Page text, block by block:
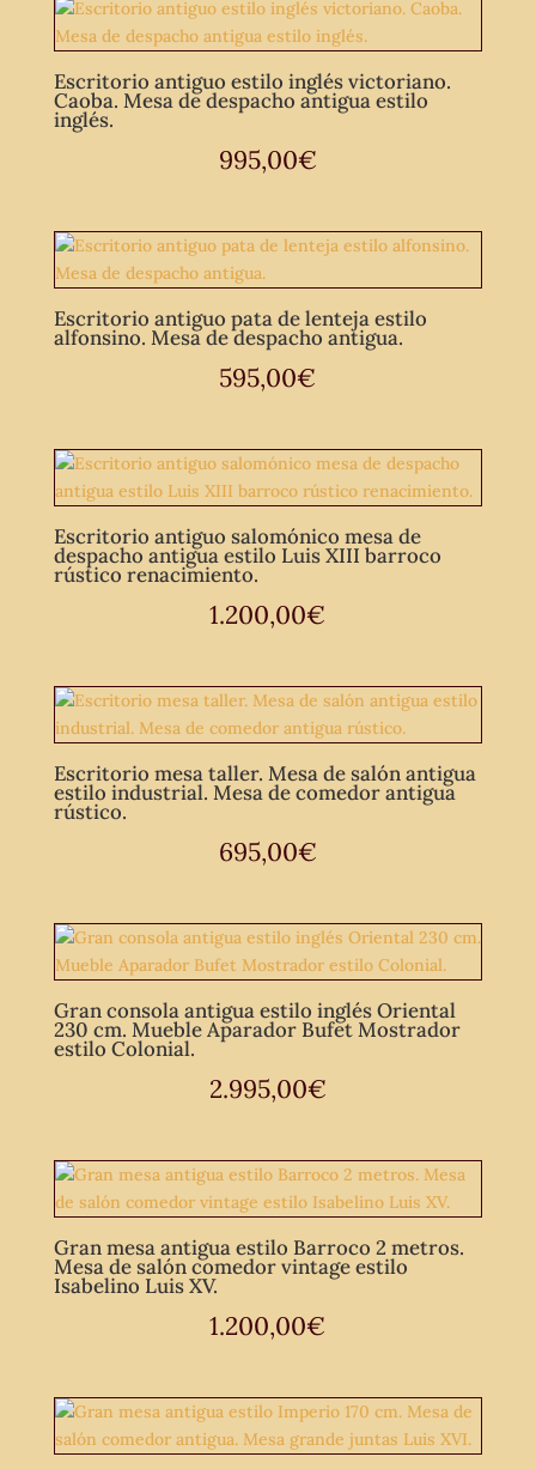
Escritorio antiguo estilo inglés victoriano.
Caoba. Mesa de despacho antigua estilo
inglés.
995,00€
Escritorio antiguo pata de lenteja estilo
alfonsino. Mesa de despacho antigua.
595,00€
Escritorio antiguo salomónico mesa de
despacho antigua estilo Luis XIII barroco
rústico renacimiento.
1.200,00€
Escritorio mesa taller. Mesa de salón antigua
estilo industrial. Mesa de comedor antigua
rústico.
695,00€
Gran consola antigua estilo inglés Oriental
230 cm. Mueble Aparador Bufet Mostrador
estilo Colonial.
2.995,00€
Gran mesa antigua estilo Barroco 2 metros.
Mesa de salón comedor vintage estilo
Isabelino Luis XV.
1.200,00€